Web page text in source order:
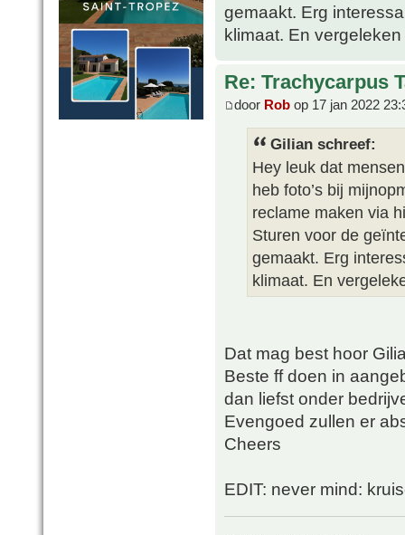
gemaakt. Erg
klimaat. En
Re: Trachycarpus
door Rob op 17 jan 2022
Gilian schreef:
Hey leuk dat
heb foto’s bij
reclame maken via
Sturen voor de
gemaakt. Erg
klimaat. En
Dat mag best hoor
Beste ff doen in
dan liefst onder
Evengoed zullen er
Cheers
EDIT: never mind: